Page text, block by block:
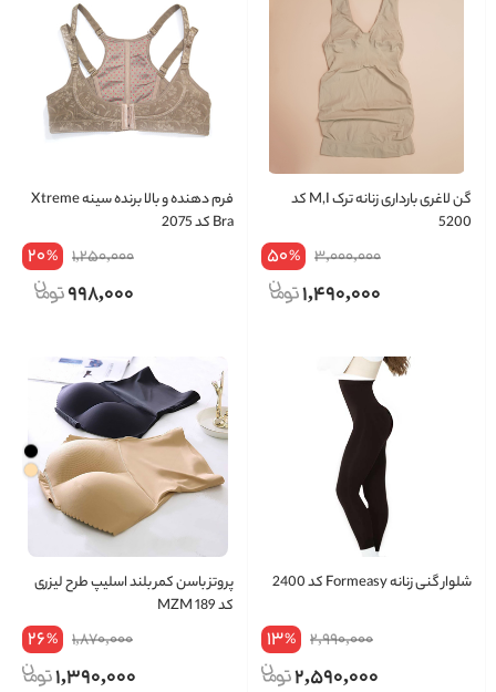
گن لاغری بارداری زنانه ترک M,I کد
5200
3,000,000
50%
1,490,000
فرم دهنده و بالا برنده سینه Xtreme
Bra کد 2075
1,250,000
20%
998,000
شلوار گنی زنانه Formeasy کد 2400
2,990,000
13%
2,590,000
پروتز باسن کمر بلند اسلیپ طرح لیزری
کد MZM 189
1,870,000
26%
1,390,000